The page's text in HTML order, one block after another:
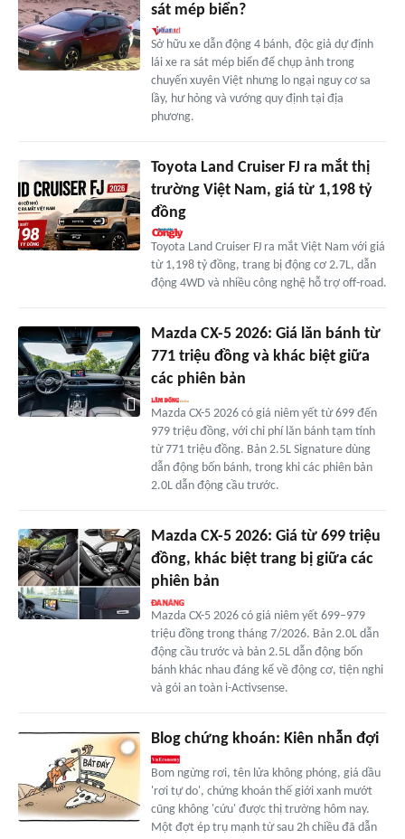
sát mép biển?
Sở hữu xe dẫn động 4 bánh, độc giả dự định
lái xe ra sát mép biển để chụp ảnh trong
chuyến xuyên Việt nhưng lo ngại nguy cơ sa
lầy, hư hỏng và vướng quy định tại địa
phương.
Toyota Land Cruiser FJ ra mắt thị
trường Việt Nam, giá từ 1,198 tỷ
đồng
Toyota Land Cruiser FJ ra mắt Việt Nam với giá
từ 1,198 tỷ đồng, trang bị động cơ 2.7L, dẫn
động 4WD và nhiều công nghệ hỗ trợ off-road.
Mazda CX-5 2026: Giá lăn bánh từ
771 triệu đồng và khác biệt giữa
các phiên bản
Mazda CX-5 2026 có giá niêm yết từ 699 đến
979 triệu đồng, với chi phí lăn bánh tạm tính
từ 771 triệu đồng. Bản 2.5L Signature dùng
dẫn động bốn bánh, trong khi các phiên bản
2.0L dẫn động cầu trước.
Mazda CX-5 2026: Giá từ 699 triệu
đồng, khác biệt trang bị giữa các
phiên bản
Mazda CX-5 2026 có giá niêm yết 699–979
triệu đồng trong tháng 7/2026. Bản 2.0L dẫn
động cầu trước và bản 2.5L dẫn động bốn
bánh khác nhau đáng kể về động cơ, tiện nghi
và gói an toàn i-Activsense.
Blog chứng khoán: Kiên nhẫn đợi
Bom ngừng rơi, tên lửa không phóng, giá dầu
'rơi tự do', chứng khoán thế giới xanh mướt
cũng không 'cứu' được thị trường hôm nay.
Một đợt ép trụ mạnh từ sau 2h chiều đã dẫn